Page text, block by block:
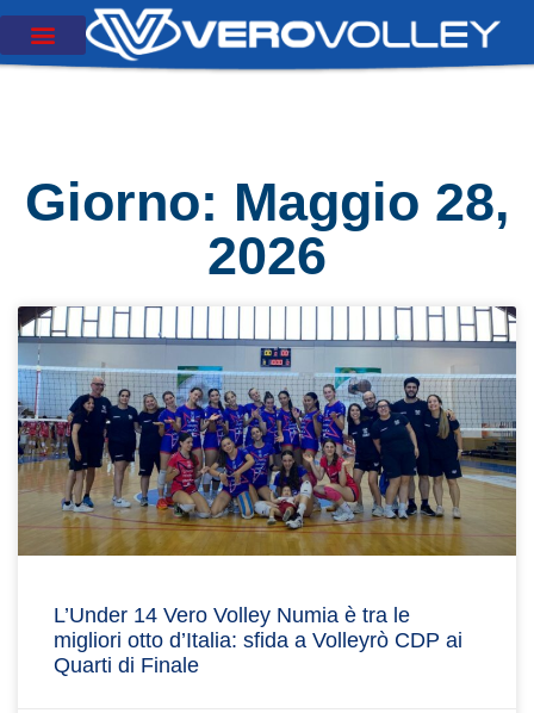
Giorno: Maggio 28,
2026
L’Under 14 Vero Volley Numia è tra le
migliori otto d’Italia: sfida a Volleyrò CDP ai
Quarti di Finale